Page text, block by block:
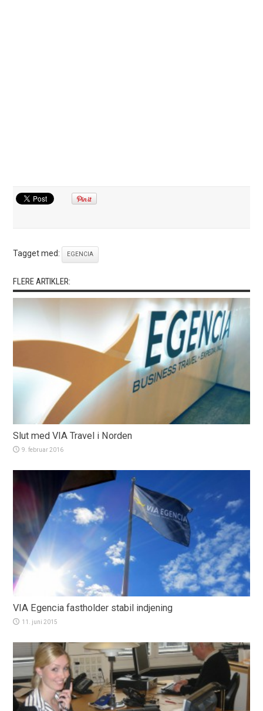
Tagget med: EGENCIA
FLERE ARTIKLER:
Slut med VIA Travel i Norden
9. februar 2016
VIA Egencia fastholder stabil indjening
11. juni 2015